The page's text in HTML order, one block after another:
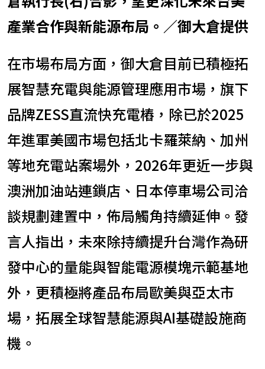
產業合作與新能源布局。／御大倉提供
在市場布局方面，御大倉目前已積極拓
展智慧充電與能源管理應用市場，旗下
品牌ZESS直流快充電樁，除已於2025
年進軍美國市場包括北卡羅萊納、加州
等地充電站案場外，2026年更近一步與
澳洲加油站連鎖店、日本停車場公司洽
談規劃建置中，佈局觸角持續延伸。發
言人指出，未來除持續提升台灣作為研
發中心的量能與智能電源模塊示範基地
外，更積極將產品布局歐美與亞太市
場，拓展全球智慧能源與AI基礎設施商
機。